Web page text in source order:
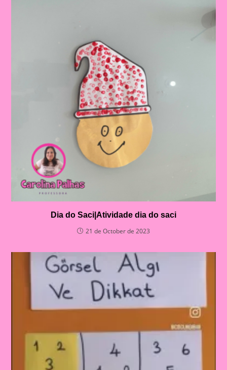
Dia do Saci|Atividade dia do saci
21 de October de 2023